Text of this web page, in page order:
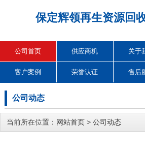
保定辉领再生资源回
公司首页 供应商机 关于
客户案例 荣誉认证 售后
公司动态
当前所在位置： 网站首页 > 公司动态